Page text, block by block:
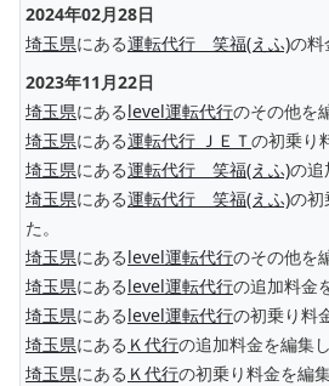
2024年02月28日
埼玉県にある運転代行 笑福(えふ)の料
2023年11月22日
埼玉県にあるlevel運転代行のその他を
埼玉県にある運転代行 ＪＥＴの初乗り
埼玉県にある運転代行 笑福(えふ)の追
埼玉県にある運転代行 笑福(えふ)の初
た。
埼玉県にあるlevel運転代行のその他を
埼玉県にあるlevel運転代行の追加料金
埼玉県にあるlevel運転代行の初乗り料
埼玉県にある Ｋ代行の追加料金を編集し
埼玉県にある Ｋ代行の初乗り料金を編